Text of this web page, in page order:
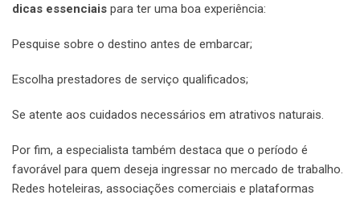
dicas essenciais para ter uma boa experiência:
Pesquise sobre o destino antes de embarcar;
Escolha prestadores de serviço qualificados;
Se atente aos cuidados necessários em atrativos naturais.
Por fim, a especialista também destaca que o período é
favorável para quem deseja ingressar no mercado de trabalho.
Redes hoteleiras, associações comerciais e plataformas